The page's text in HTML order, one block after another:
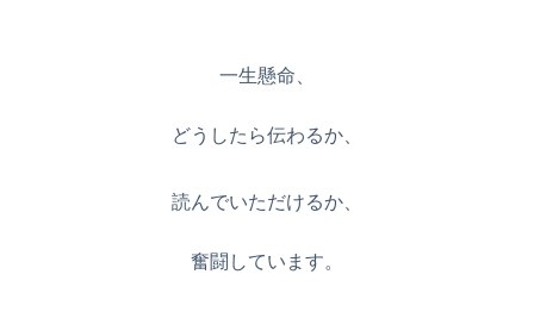
一生懸命、
どうしたら伝わるか、
読んでいただけるか、
奮闘しています。